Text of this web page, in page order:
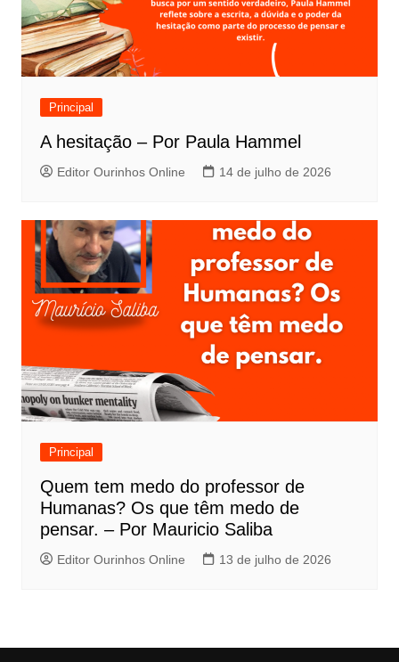
Principal
A hesitação – Por Paula Hammel
Editor Ourinhos Online 14 de julho de 2026
Principal
Quem tem medo do professor de
Humanas? Os que têm medo de
pensar. – Por Mauricio Saliba
Editor Ourinhos Online 13 de julho de 2026